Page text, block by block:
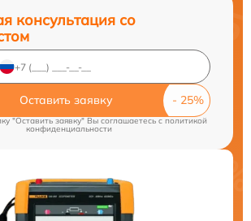
консультация со
Оставить заявку
"Оставить заявку" Вы соглашаетесь cполитикой
конфиденциальности